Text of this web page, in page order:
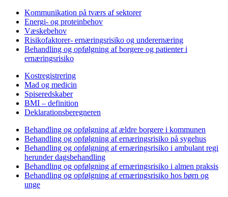
Kommunikation på tværs af sektorer
Energi- og proteinbehov
Væskebehov
Risikofaktorer- ernæringsrisiko og underernæring
Behandling og opfølgning af borgere og patienter i
ernæringsrisiko
Kostregistrering
Mad og medicin
Spiseredskaber
BMI – definition
Deklarationsberegneren
Behandling og opfølgning af ældre borgere i kommunen
Behandling og opfølgning af ernæringsrisiko på sygehus
Behandling og opfølgning af ernæringsrisiko i ambulant regi
herunder dagsbehandling
Behandling og opfølgning af ernæringsrisiko i almen praksis
Behandling og opfølgning af ernæringsrisiko hos børn og
unge